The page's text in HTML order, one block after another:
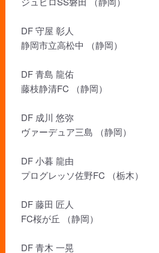
DF 守屋 彰人
静岡市立高松中 （静岡）
DF 青島 龍佑
藤枝静清FC （静岡）
DF 成川 悠弥
ヴァーデュア三島 （静岡）
DF 小暮 龍由
プログレッソ佐野FC （栃木）
DF 藤田 匠人
FC桜が丘 （静岡）
DF 青木 一晃